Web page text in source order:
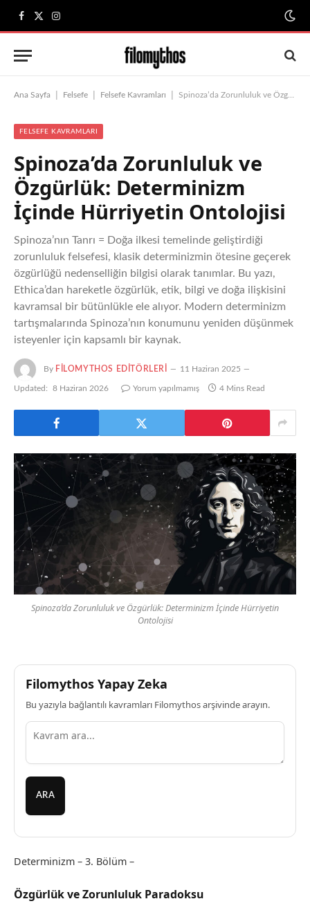
Facebook
X
(Twitter)
Instagram
Ana Sayfa Felsefe Felsefe Kavramları Spinoza’da Zorunluluk ve Özgürlük: Determinizm İçinde Hürriyetin Ontolojisi
FELSEFE KAVRAMLARI
Spinoza’da Zorunluluk ve
Özgürlük: Determinizm
İçinde Hürriyetin Ontolojisi
Spinoza’nın Tanrı = Doğa ilkesi temelinde geliştirdiği
zorunluluk felsefesi, klasik determinizmin ötesine geçerek
özgürlüğü nedenselliğin bilgisi olarak tanımlar. Bu yazı,
Ethica’dan hareketle özgürlük, etik, bilgi ve doğa ilişkisini
kavramsal bir bütünlükle ele alıyor. Modern determinizm
tartışmalarında Spinoza’nın konumunu yeniden düşünmek
isteyenler için kapsamlı bir kaynak.
By FILOMYTHOS EDITÖRLERI 11 Haziran 2025
Updated: 8 Haziran 2026 Yorum yapılmamış 4 Mins Read
Spinoza’da Zorunluluk ve Özgürlük: Determinizm İçinde Hürriyetin
Ontolojisi
Filomythos Yapay Zeka
Bu yazıyla bağlantılı kavramları Filomythos arşivinde arayın.
ARA
Determinizm – 3. Bölüm –
Özgürlük ve Zorunluluk Paradoksu